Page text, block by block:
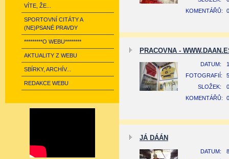
VÍTE, ŽE...
SPORTOVNÍ CITÁTY A
(NE)PSANÉ PRAVDY
*********O WEBU********
AKTUALITY Z WEBU
SBÍRKY, ARCHÍV...
REDAKCE WEBU
KOMENTÁŘŮ:
0
PRACOVNA -
DATUM:
FOTOGRAFIÍ:
SLOŽEK:
0
KOMENTÁŘŮ:
0
JÁ DÁÁN
DATUM: